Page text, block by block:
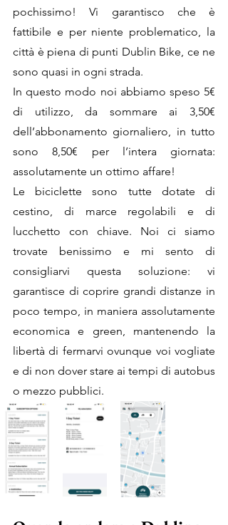
pochissimo! Vi garantisco che è
fattibile e per niente problematico, la
città è piena di punti Dublin Bike, ce ne
sono quasi in ogni strada.
In questo modo noi abbiamo speso 5€
di utilizzo, da sommare ai 3,50€
dell’abbonamento giornaliero, in tutto
sono 8,50€ per l’intera giornata:
assolutamente un ottimo affare!
Le biciclette sono tutte dotate di
cestino, di marce regolabili e di
lucchetto con chiave. Noi ci siamo
trovate benissimo e mi sento di
consigliarvi questa soluzione: vi
garantisce di coprire grandi distanze in
poco tempo, in maniera assolutamente
economica e green, mantenendo la
libertà di fermarvi ovunque voi vogliate
e di non dover stare ai tempi di autobus
o mezzo pubblici.